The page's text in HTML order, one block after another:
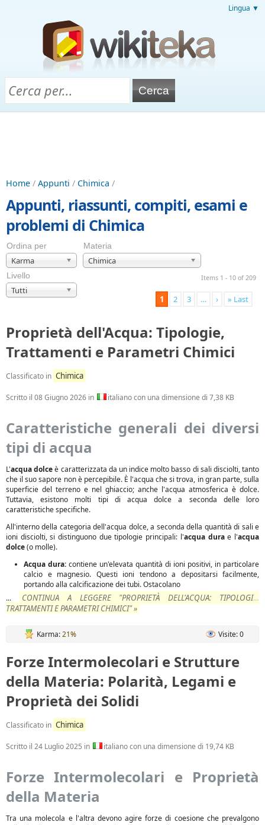
Lingua ▼
Home / Appunti / Chimica /
Appunti, riassunti, compiti, esami e
problemi di Chimica
Ordina per
Karma
Materia
Chimica
Livello
Tutti
Items 1 - 10 of 209
1 2 3 … › » Last
Proprietà dell'Acqua: Tipologie,
Trattamenti e Parametri Chimici
Classificato in Chimica
Scritto il 08 Giugno 2026 in italiano con una dimensione di 7,38 KB
Caratteristiche generali dei diversi
tipi di acqua
L'acqua dolceè caratterizzata da un indice molto basso di sali disciolti, tanto
che il suo sapore non è percepibile. È l'acqua che si trova, in gran parte, sulla
superficie del terreno e nel ghiaccio; anche l'acqua atmosferica è dolce.
Tuttavia, esistono molti tipi di acqua dolce a seconda delle loro
caratteristiche specifiche.
All'interno della categoria dell'acqua dolce, a seconda della quantità di sali e
ioni disciolti, si distinguono due tipologie principali: l'acqua durae l'acqua
dolce(o molle).
Acqua dura: contiene un'elevata quantità di ioni positivi, in particolare
calcio e magnesio. Questi ioni tendono a depositarsi facilmente,
portando alla calcificazione dei tubi. Ostacolano
...
CONTINUA A LEGGERE "PROPRIETÀ DELL'ACQUA: TIPOLOGIE,
TRATTAMENTI E PARAMETRI CHIMICI" »
Karma:21% Visite: 0
Forze Intermolecolari e Strutture
della Materia: Polarità, Legami e
Proprietà dei Solidi
Classificato in Chimica
Scritto il 24 Luglio 2025 in italiano con una dimensione di 19,74 KB
Forze Intermolecolari e Proprietà
della Materia
Tra una molecola e l'altra devono agire forze di coesione che prevalgono